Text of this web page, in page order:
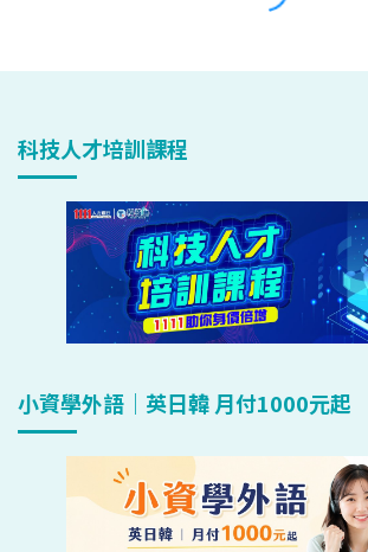
科技人才培訓課程
小資學外語｜英日韓 月付1000元起